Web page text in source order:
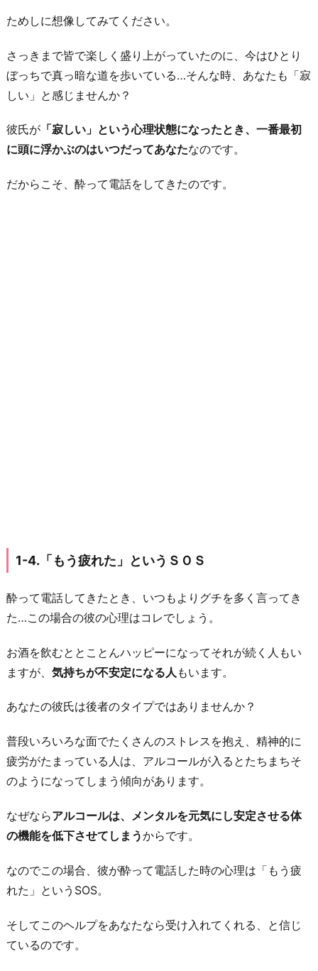
か
っ
た
の？」
を
聞
好
だ
よ」
愛
を
伝
る
2
-
「○
日
会
る
ね」
ためしに想像してみてください。
さっきまで皆で楽しく盛り上がっていたのに、今はひとり
ぼっちで真っ暗な道を歩いている…そんな時、あなたも「寂
しい」と感じませんか？
彼氏が 「寂しい」という心理状態になったとき、一番最初
に頭に浮かぶのはいつだってあなたなのです。
だからこそ、酔って電話をしてきたのです。
1-4.「もう疲れた」というＳＯＳ
酔って電話してきたとき、いつもよりグチを多く言ってき
た…この場合の彼の心理はコレでしょう。
お酒を飲むととことんハッピーになってそれが続く人もい
ますが、 気持ちが不安定になる人 もいます。
あなたの彼氏は後者のタイプではありませんか？
普段いろいろな面でたくさんのストレスを抱え、精神的に
疲労がたまっている人は、アルコールが入るとたちまちそ
のようになってしまう傾向があります。
なぜならアルコールは、メンタルを元気にし安定させる体
の機能を低下させてしまうからです。
なのでこの場合、彼が酔って電話した時の心理は「もう疲
れた」というSOS。
そしてこのヘルプをあなたなら受け入れてくれる、と信じ
ているのです。